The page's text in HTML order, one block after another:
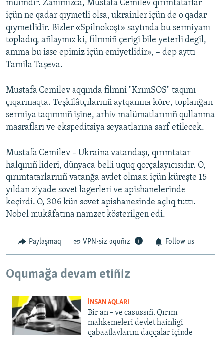
müimdir. Zanımızca, Mustafa Cemilev qırımtatarlar
içün ne qadar qıymetli olsa, ukrainler içün de o qadar
qıymetlidir. Bizler «Spilnokoşt» saytında bu sermiyanı
topladıq, añlaymız ki, filmniñ çerigi bile yeterli degil,
amma bu isse epimiz içün emiyetlidir», – dep ayttı
Tamila Taşeva.
Mustafa Cemilev aqqında filmni "KrımSOS" taqımı
çıqarmaqta. Teşkilâtçılarnıñ aytqanına köre, toplanğan
sermiya taqımnıñ işine, arhiv malümatlarınıñ qullanma
masrafları ve ekspeditsiya seyaatlarına sarf etilecek.
Mustafa Cemilev – Ukraina vatandaşı, qırımtatar
halqınıñ lideri, dünyaca belli uquq qorçalayıcısıdır. O,
qırımtatarlarnıñ vatanğa avdet olması içün küreşte 15
yıldan ziyade sovet lagerleri ve apishanelerinde
keçirdi. O, 306 kün sovet apishanesinde açlıq tuttı.
Nobel mukâfatına namzet kösterilgen edi.
Paylaşmaq VPN-siz oquñız Follow us
Oqumağa devam etiñiz
İNSAN AQLARI
Bir an – ve casussıñ. Qırım
mahkemeleri devlet hainligi
qabaatlavlarını daqqalar içinde